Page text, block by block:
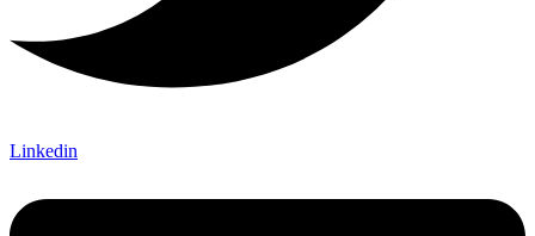
Linkedin